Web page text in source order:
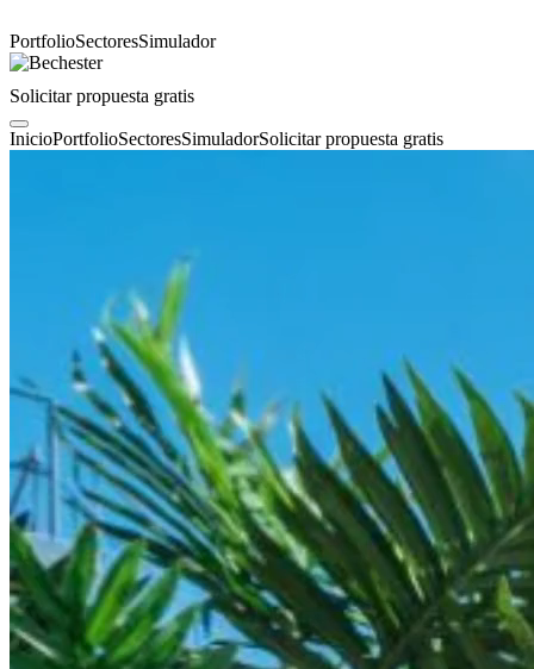
PortfolioSectoresSimulador
Solicitar propuesta gratis
InicioPortfolioSectoresSimuladorSolicitar propuesta gratis